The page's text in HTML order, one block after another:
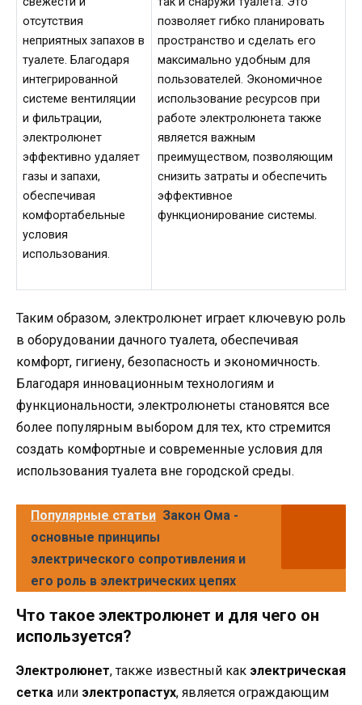
отсутствия
неприятных запахов в
туалете. Благодаря
интегрированной
системе вентиляции
и фильтрации,
электролюнет
эффективно удаляет
газы и запахи,
обеспечивая
комфортабельные
условия
использования.
позволяет гибко планировать
пространство и сделать его
максимально удобным для
пользователей. Экономичное
использование ресурсов при
работе электролюнета также
является важным
преимуществом, позволяющим
снизить затраты и обеспечить
эффективное
функционирование системы.
Таким образом, электролюнет играет ключевую роль
в оборудовании дачного туалета, обеспечивая
комфорт, гигиену, безопасность и экономичность.
Благодаря инновационным технологиям и
функциональности, электролюнеты становятся все
более популярным выбором для тех, кто стремится
создать комфортные и современные условия для
использования туалета вне городской среды.
Популярные статьи Закон Ома -
основные принципы
электрического сопротивления и
его роль в электрических цепях
Что такое электролюнет и для чего он
используется?
Электролюнет, также известный как электрическая
сетка или электропастух, является ограждающим